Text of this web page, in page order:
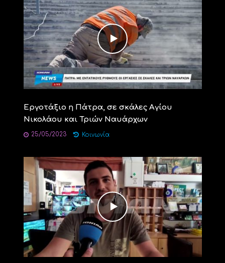
Εργοτάξιο η Πάτρα, σε σκάλες Αγίου
Νικολάου και Τριών Ναυάρχων
25/05/2023 Κοινωνία